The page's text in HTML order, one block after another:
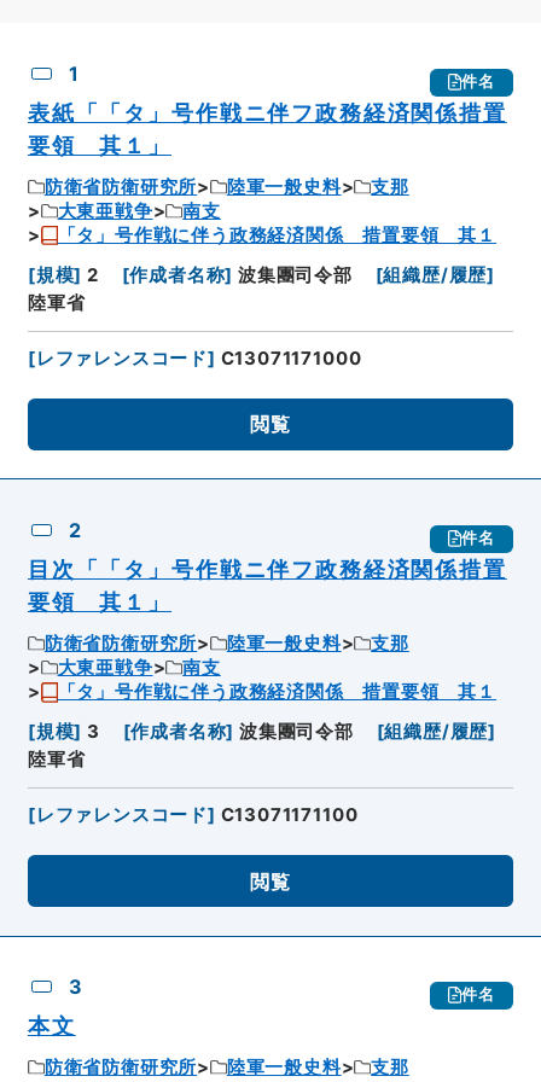
1 件名
表紙「「タ」号作戦ニ伴フ政務経済関係措置
要領 其１」
防衛省防衛研究所 陸軍一般史料
支那
大東亜戦争
南支
「タ」号作戦に伴う政務経済関係 措置要領 其１
[規模] 2 [作成者名称] 波集團司令部 [組織歴/履歴]
陸軍省
[レファレンスコード] C13071171000
閲覧
2 件名
目次「「タ」号作戦ニ伴フ政務経済関係措置
要領 其１」
防衛省防衛研究所 陸軍一般史料
支那
大東亜戦争
南支
「タ」号作戦に伴う政務経済関係 措置要領 其１
[規模] 3 [作成者名称] 波集團司令部 [組織歴/履歴]
陸軍省
[レファレンスコード] C13071171100
閲覧
3 件名
本文
防衛省防衛研究所 陸軍一般史料
支那